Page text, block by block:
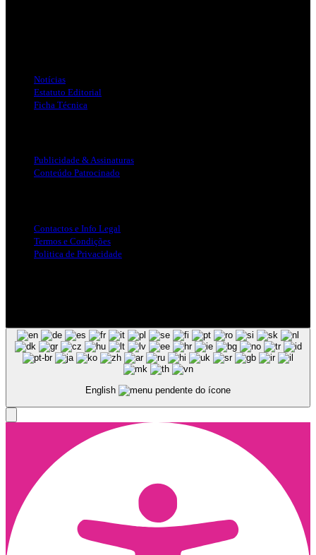
Notícias
Estatuto Editorial
Ficha Técnica
Publicidade & Assinaturas
Conteúdo Patrocinado
Contactos e Info Legal
Termos e Condições
Politica de Privacidade
English